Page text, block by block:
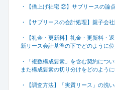
・【借上げ社宅 ②】サブリースの論点
・【サブリースの会計処理】親子会
・【礼金・更新料】礼金・更新料・
新リース会計基準の下でどのように
・「複数構成要素」を含む契約につ
また構成要素の切り分けをどのよう
・【調査方法】「実質リース」の洗